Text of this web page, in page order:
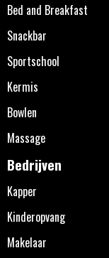
Bed and Breakfast
Snackbar
Sportschool
Kermis
Bowlen
Massage
Bedrijven
Kapper
Kinderopvang
Makelaar